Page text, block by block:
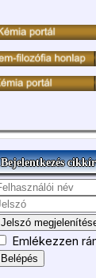
Bejelentkezés
Jelszó
Emlékezzen
Belépés